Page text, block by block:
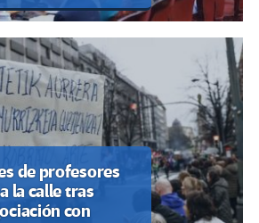
de profesores
la calle tras
con